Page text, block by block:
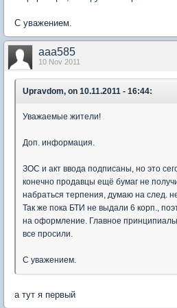
С уважением.
aaa585
10 Nov 2011
Upravdom, on 10.11.2011 - 16:44:
Уважаемые жители!
Доп. информация.
ЗОС и акт ввода подписаны, но это
конечно продавцы ещё бумаг не
набраться терпения, думаю на след.
Так же пока БТИ не выдали 6 корп.,
на оформление. Главное
все просили.
С уважением.
а тут я первый